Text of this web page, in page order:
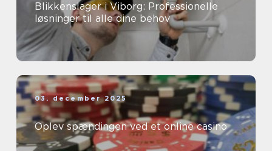
Blikkenslager i Viborg: Professionelle
løsninger til alle dine behov
03. december 2025
Oplev spændingen ved et online casino